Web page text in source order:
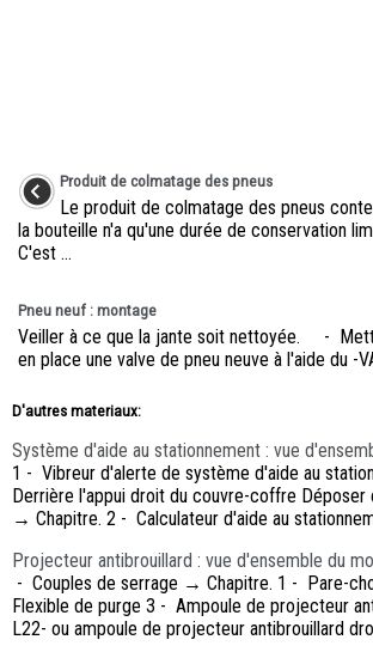
Produit de colmatage des pneus
Le produit de colmatage des pneus
la bouteille n'a qu'une durée de conservation
C'est ...
Pneu neuf : montage
Veiller à ce que la jante soit nettoyée. -
en place une valve de pneu neuve à l'aide du -
D'autres materiaux:
Système d'aide au stationnement : vue
1 - Vibreur d'alerte de système d'aide au
Derrière l'appui droit du couvre-coffre Déposer
→ Chapitre. 2 - Calculateur d'aide au
Projecteur antibrouillard : vue d'ensemble du
- Couples de serrage → Chapitre. 1 - Pare-
Flexible de purge 3 - Ampoule de projecteur
L22- ou ampoule de projecteur antibrouillard